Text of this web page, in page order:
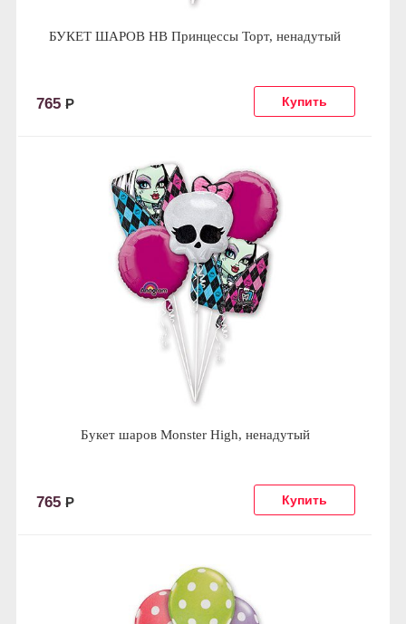
БУКЕТ ШАРОВ HB Принцессы Торт, ненадутый
765 Р
Букет шаров Monster High, ненадутый
765 Р